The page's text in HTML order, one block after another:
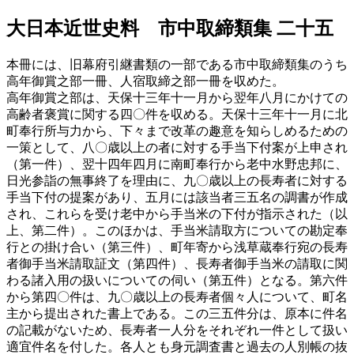
大日本近世史料 市中取締類集 二十五
本冊には、旧幕府引継書類の一部である市中取締類集のうち
高年御賞之部一冊、人宿取締之部一冊を収めた。
高年御賞之部は、天保十三年十一月から翌年八月にかけての
高齢者褒賞に関する四〇件を収める。天保十三年十一月に北
町奉行所与力から、下々まで改革の趣意を知らしめるための
一策として、八〇歳以上の者に対する手当下付案が上申され
（第一件）、翌十四年四月に南町奉行から老中水野忠邦に、
日光参詣の無事終了を理由に、九〇歳以上の長寿者に対する
手当下付の提案があり、五月には該当者三五名の調書が作成
され、これらを受け老中から手当米の下付が指示された（以
上、第二件）。このほかは、手当米請取方についての勘定奉
行との掛け合い（第三件）、町年寄から浅草蔵奉行宛の長寿
者御手当米請取証文（第四件）、長寿者御手当米の請取に関
わる諸入用の扱いについての伺い（第五件）となる。第六件
から第四〇件は、九〇歳以上の長寿者個々人について、町名
主から提出された書上である。この三五件分は、原本に件名
の記載がないため、長寿者一人分をそれぞれ一件として扱い
適宜件名を付した。各人とも身元調査書と過去の人別帳の抜